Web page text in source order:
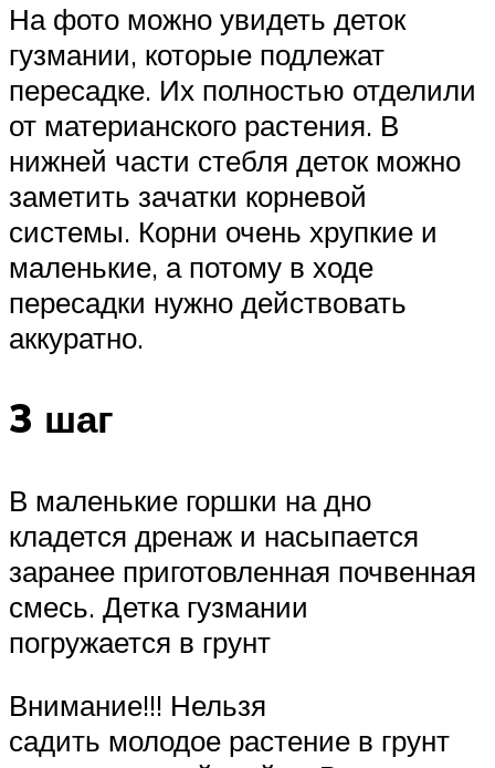
На фото можно увидеть деток
гузмании, которые подлежат
пересадке. Их полностью отделили
от материанского растения. В
нижней части стебля деток можно
заметить зачатки корневой
системы. Корни очень хрупкие и
маленькие, а потому в ходе
пересадки нужно действовать
аккуратно.
3 шаг
В маленькие горшки на дно
кладется дренаж и насыпается
заранее приготовленная почвенная
смесь. Детка гузмании
погружается в грунт
Внимание!!! Нельзя
садить молодое растение в грунт